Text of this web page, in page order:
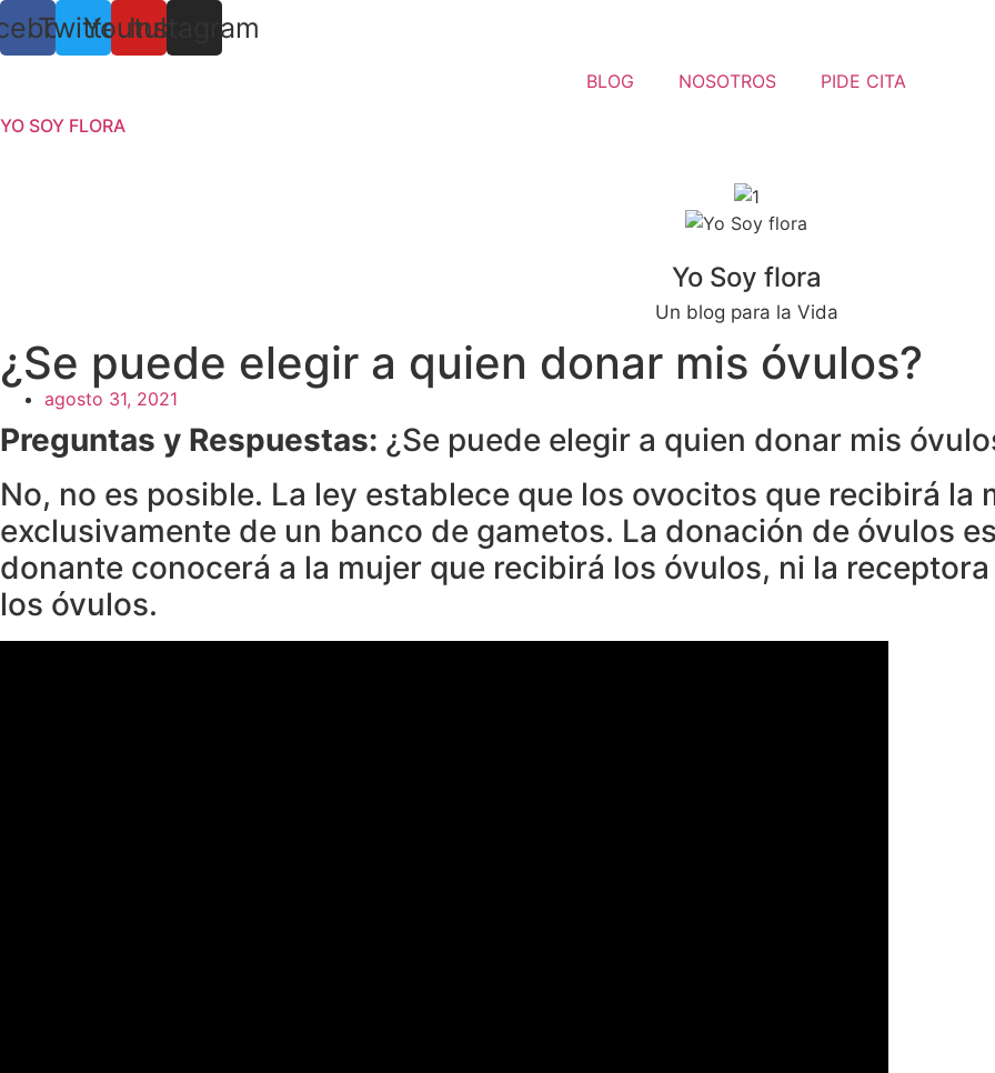
TwitterYoutubeInstagram
BLOG NOSOTROS
PIDE CITA
YO SOY FLORA
Yo Soy flora
Un blog para la Vida
¿Se puede elegir a quien donar mis óvulos?
agosto 31, 2021
Preguntas y Respuestas: ¿Se puede elegir a quien donar mis
No, no es posible. La ley establece que los ovocitos que recibirá la
exclusivamente de un banco de gametos. La donación de óvulos
donante conocerá a la mujer que recibirá los óvulos, ni la
los óvulos.